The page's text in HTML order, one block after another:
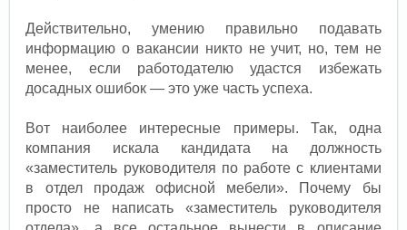
Действительно, умению правильно подавать
информацию о вакансии никто не учит, но, тем не
менее, если работодателю удастся избежать
досадных ошибок — это уже часть успеха.
Вот наиболее интересные примеры. Так, одна
компания искала кандидата на должность
«заместитель руководителя по работе с клиентами
в отдел продаж офисной мебели». Почему бы
просто не написать «заместитель руководителя